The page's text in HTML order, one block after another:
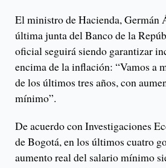
El ministro de Hacienda, Germán
última junta del Banco de la
oficial seguirá siendo garantizar
encima de la inflación: “Vamos a
de los últimos tres años, con
mínimo”.
De acuerdo con Investigaciones
de Bogotá, en los últimos cuatro
aumento real del salario mínimo